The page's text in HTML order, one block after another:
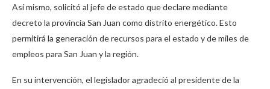
Así mismo, solicitó al jefe de estado que declare mediante
decreto la provincia San Juan como distrito energético. Esto
permitirá la generación de recursos para el estado y de miles de
empleos para San Juan y la región.
En su intervención, el legislador agradeció al presidente de la